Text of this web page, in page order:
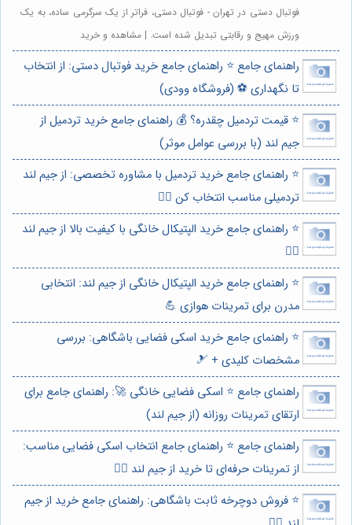
فوتبال دستی در تهران - فوتبال دستی، فراتر از یک سرگرمی ساده، به یک
ورزش مهیج و رقابتی تبدیل شده است. | مشاهده و خرید
راهنمای جامع ⭐️ راهنمای جامع خرید فوتبال دستی: از انتخاب
تا نگهداری ⚽️ (فروشگاه وودی)
⭐️ قیمت تردمیل چقدره؟ 💰 راهنمای جامع خرید تردمیل از
جیم لند (با بررسی عوامل موثر)
⭐️ راهنمای جامع خرید تردمیل با مشاوره تخصصی: از جیم لند
تردمیلی مناسب انتخاب کن 🏃‍♀️
⭐️ راهنمای جامع خرید الپتیکال خانگی با کیفیت بالا از جیم لند
🏃‍♀️
⭐️ راهنمای جامع خرید الپتیکال خانگی از جیم لند: انتخابی
مدرن برای تمرینات هوازی 💪
⭐️ راهنمای جامع خرید اسکی فضایی باشگاهی: بررسی
مشخصات کلیدی + 🎿
راهنمای جامع ⭐️ اسکی فضایی خانگی 🚀: راهنمای جامع برای
ارتقای تمرینات روزانه (از جیم لند)
راهنمای جامع ⭐️ راهنمای جامع انتخاب اسکی فضایی مناسب:
از تمرینات حرفه‌ای تا خرید از جیم لند 🏃‍♀️
⭐️ فروش دوچرخه ثابت باشگاهی: راهنمای جامع خرید از جیم